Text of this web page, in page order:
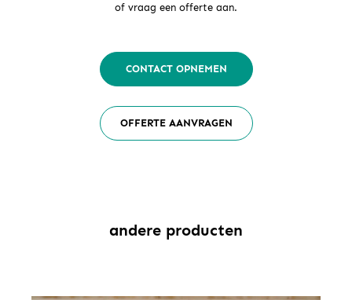
of vraag een offerte aan.
CONTACT OPNEMEN
OFFERTE AANVRAGEN
andere producten